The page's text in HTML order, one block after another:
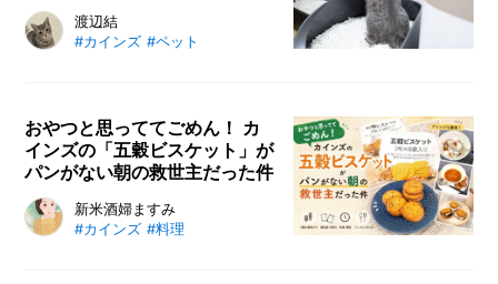
猫のおしっこのpHチェックツール
は、自宅で手軽に尿の状態を確認で
からないこと、正しい使い方、受診
の目安を獣医師が解説。愛猫の健康
管理に役立つチェックポイントも紹
介します。
渡辺結
#カインズ #ペット
おやつと思っててごめん！ カ
インズの「五穀ビスケット」が
パンがない朝の救世主だった件
「ヤバい、朝ごはん用の食パン買い
忘れた…！」そんな絶望の朝を救う
新米酒婦ますみ
#カインズ #料理